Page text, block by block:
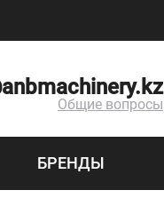
Общие вопросы
БРЕНДЫ